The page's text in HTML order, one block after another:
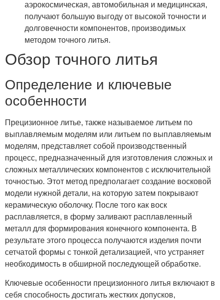
аэрокосмическая, автомобильная и медицинская,
получают большую выгоду от высокой точности и
долговечности компонентов, производимых
методом точного литья.
Обзор точного литья
Определение и ключевые
особенности
Прецизионное литье, также называемое литьем по
выплавляемым моделям или литьем по выплавляемым
моделям, представляет собой производственный
процесс, предназначенный для изготовления сложных и
сложных металлических компонентов с исключительной
точностью. Этот метод предполагает создание восковой
модели нужной детали, на которую затем покрывают
керамическую оболочку. После того как воск
расплавляется, в форму заливают расплавленный
металл для формирования конечного компонента. В
результате этого процесса получаются изделия почти
сетчатой ​​формы с тонкой детализацией, что устраняет
необходимость в обширной последующей обработке.
Ключевые особенности прецизионного литья включают в
себя способность достигать жестких допусков,